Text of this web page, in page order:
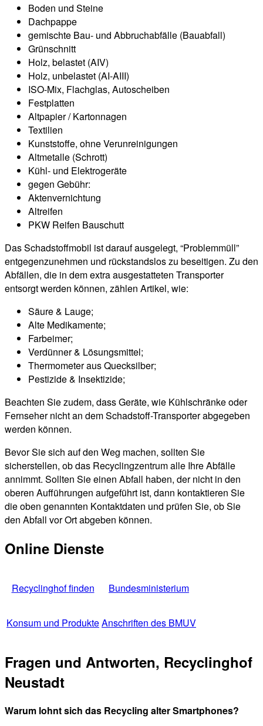
Boden und Steine
Dachpappe
gemischte Bau- und Abbruchabfälle (Bauabfall)
Grünschnitt
Holz, belastet (AIV)
Holz, unbelastet (AI-AIII)
ISO-Mix, Flachglas, Autoscheiben
Festplatten
Altpapier / Kartonnagen
Textilien
Kunststoffe, ohne Verunreinigungen
Altmetalle (Schrott)
Kühl- und Elektrogeräte
gegen Gebühr:
Aktenvernichtung
Altreifen
PKW Reifen Bauschutt
Das Schadstoffmobil ist darauf ausgelegt, “Problemmüll”
entgegenzunehmen und rückstandslos zu beseitigen. Zu den
Abfällen, die in dem extra ausgestatteten Transporter
entsorgt werden können, zählen Artikel, wie:
Säure & Lauge;
Alte Medikamente;
Farbeimer;
Verdünner & Lösungsmittel;
Thermometer aus Quecksilber;
Pestizide & Insektizide;
Beachten Sie zudem, dass Geräte, wie Kühlschränke oder
Fernseher nicht an dem Schadstoff-Transporter abgegeben
werden können.
Bevor Sie sich auf den Weg machen, sollten Sie
sicherstellen, ob das Recyclingzentrum alle Ihre Abfälle
annimmt. Sollten Sie einen Abfall haben, der nicht in den
oberen Aufführungen aufgeführt ist, dann kontaktieren Sie
die oben genannten Kontaktdaten und prüfen Sie, ob Sie
den Abfall vor Ort abgeben können.
Online Dienste
Recyclinghof finden Bundesministerium
Konsum und ProdukteAnschriften des BMUV
Fragen und Antworten, Recyclinghof
Neustadt
Warum lohnt sich das Recycling alter Smartphones?